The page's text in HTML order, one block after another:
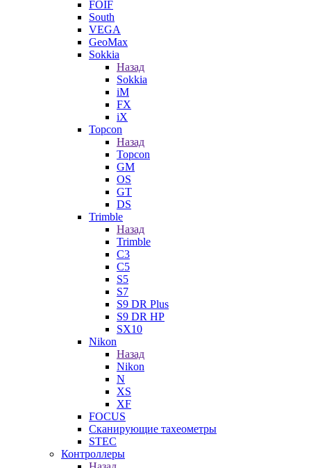
FOIF
South
VEGA
GeoMax
Sokkia
Назад
Sokkia
iM
FX
iX
Topcon
Назад
Topcon
GM
OS
GT
DS
Trimble
Назад
Trimble
C3
C5
S5
S7
S9 DR Plus
S9 DR HP
SX10
Nikon
Назад
Nikon
N
XS
XF
FOCUS
Сканирующие тахеометры
STEC
Контроллеры